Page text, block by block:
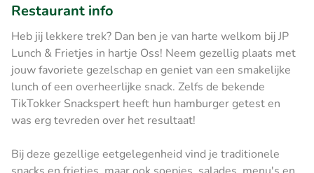
Restaurant info
Heb jij lekkere trek? Dan ben je van harte welkom bij JP
Lunch & Frietjes in hartje Oss! Neem gezellig plaats met
jouw favoriete gezelschap en geniet van een smakelijke
lunch of een overheerlijke snack. Zelfs de bekende
TikTokker Snackspert heeft hun hamburger getest en
was erg tevreden over het resultaat!
Bij deze gezellige eetgelegenheid vind je traditionele